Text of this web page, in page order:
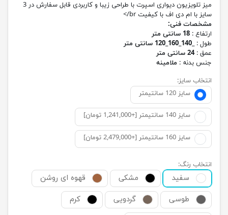
میز تلویزیون دیواری اسپرت با طراحی زیبا و کاربردی قابل سفارش در 3
سایز با ام دی اف با کیفیت br/>
مشخصات فنی:
ارتفاع : 18 سانتی متر
طول :_140_160_120 سانتی متر
عمق :24 سانتی متر
جنس بدنه : ملامینه
انتخاب سایز:
سایز 120 سانتیمتر
سایز 140 سانتیمتر [+1,241,000 تومان]
سایز 160 سانتیمتر [+2,479,000 تومان]
انتخاب رنگ:
سفید مشکی
قهوه ای روشن
طوسی
گردویی
کرم